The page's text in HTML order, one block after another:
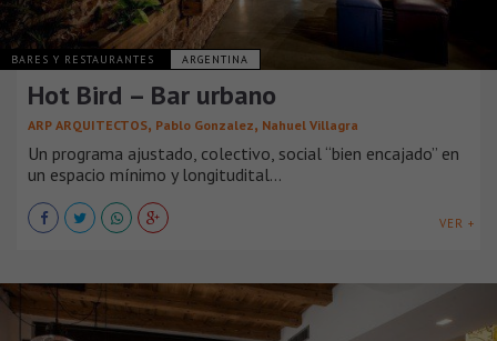
BARES Y RESTAURANTES ARGENTINA
Hot Bird – Bar urbano
ARP ARQUITECTOS, Pablo Gonzalez, Nahuel Villagra
Un programa ajustado, colectivo, social “bien encajado” en
un espacio mínimo y longitudital…
VER +